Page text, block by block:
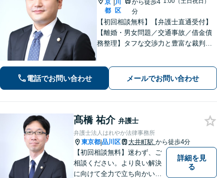
京
都
|川
区
から徒歩4
分
【初回相談無料】【弁護士直通受付】
【離婚・男女問題／交通事故／借金債
務整理】タフな交渉力と豊富な裁判の
スを提供します。【大井町駅徒歩2分】
電話でお問い合わせ メールでお問い合わせ
髙橋 祐介 弁護士
弁護士法人はれやか法律事務所
東京都|品川区 大井町駅 から徒歩4分
【初回相談無料】迷わず、ご
相談ください。より良い解決
に向けて全力で立ち向かいま
詳細を見
る